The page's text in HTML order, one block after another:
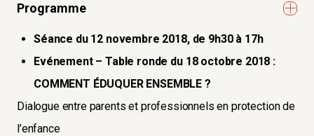
Programme
Séance du 12 novembre 2018, de 9h30 à 17h
Evénement – Table ronde du 18 octobre 2018 :
COMMENT ÉDUQUER ENSEMBLE ?
Dialogue entre parents et professionnels en protection de
l’enfance